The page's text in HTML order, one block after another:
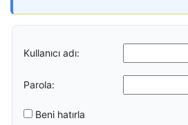
Kullanıcı adı:
Parola:
Beni hatırla